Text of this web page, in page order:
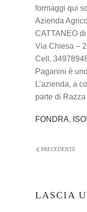
formaggi qui
Azienda
CATTANEO
Via Chiesa –
Cell.
Paganini è
L’azienda, a
parte di Razza
FONDRA,
PRECEDENTE
LASCIA